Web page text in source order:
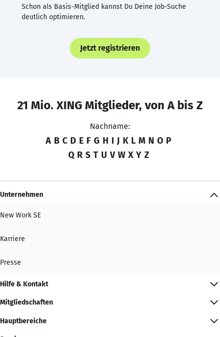
Schon als Basis-Mitglied kannst Du Deine Job-Suche
deutlich optimieren.
Jetzt registrieren
21 Mio. XING Mitglieder, von A bis Z
Nachname:
A B C D E F G H I J K L M N O P
Q R S T U V W X Y Z
Unternehmen
New Work SE
Karriere
Presse
Hilfe & Kontakt
Mitgliedschaften
Hauptbereiche